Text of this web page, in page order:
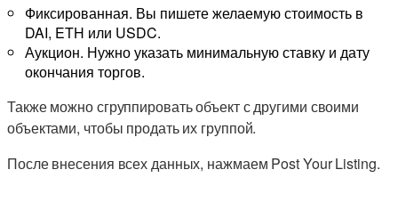
Фиксированная. Вы пишете желаемую стоимость в
DAI, ETH или USDC.
Аукцион. Нужно указать минимальную ставку и дату
окончания торгов.
Также можно сгруппировать объект с другими своими
объектами, чтобы продать их группой.
После внесения всех данных, нажмаем Post Your Listing.